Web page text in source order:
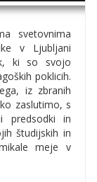
svetovnima
v Ljubljani
ki so svojo
poklicih.
iz zbranih
zaslutimo, s
predsodki in
študijskih in
meje v